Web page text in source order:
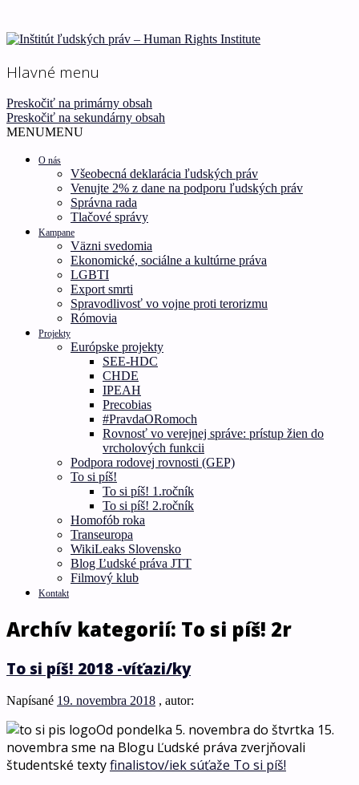
Inštitút ľudských práv –
Human Rights Institute
Ľudské práva pre všetkých!
Hlavné menu
Preskočiť na primárny obsah
Preskočiť na sekundárny obsah
MENUMENU
O nás
Všeobecná deklarácia ľudských práv
Venujte 2% z dane na podporu ľudských práv
Správna rada
Tlačové správy
Kampane
Väzni svedomia
Ekonomické, sociálne a kultúrne práva
LGBTI
Export smrti
Spravodlivosť vo vojne proti terorizmu
Rómovia
Projekty
Európske projekty
SEE-HDC
CHDE
IPEAH
Precobias
#PravdaORomoch
Rovnosť vo verejnej správe: prístup žien do
vrcholových funkcii
Podpora rodovej rovnosti (GEP)
To si píš!
To si píš! 1.ročník
To si píš! 2.ročník
Homofób roka
Transeuropa
WikiLeaks Slovensko
Blog Ľudské práva JTT
Filmový klub
Kontakt
Archív kategorií: To si píš! 2r
To si píš! 2018 -víťazi/ky
Napísané 19. novembra 2018 , autor:
Od pondelka 5. novembra do štvrtka 15.
novembra sme na Blogu Ľudské práva zverjňovali
študentské textyfinalistov/iek súťaže To si píš!